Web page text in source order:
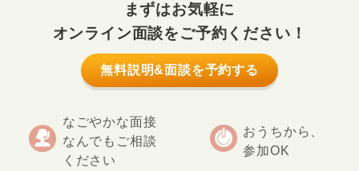
まずはお気軽に
オンライン面談をご予約ください！
無料説明&面談を予約する
なごやかな面接
なんでもご相談
ください
おうちから、
参加OK